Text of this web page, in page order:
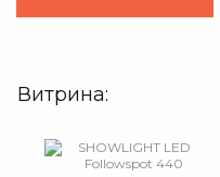
Витрина: